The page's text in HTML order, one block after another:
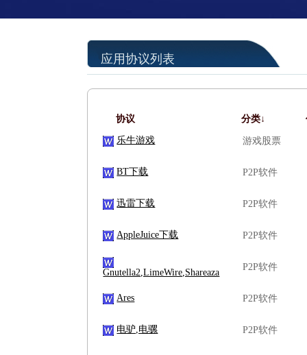
应用协议列表
协议 分类↓
乐牛游戏 游戏股票
BT下载 P2P软件
迅雷下载 P2P软件
AppleJuice下载 P2P软件
Gnutella2,LimeWire,Shareaza
P2P软件
Ares P2P软件
电驴,电骡 P2P软件